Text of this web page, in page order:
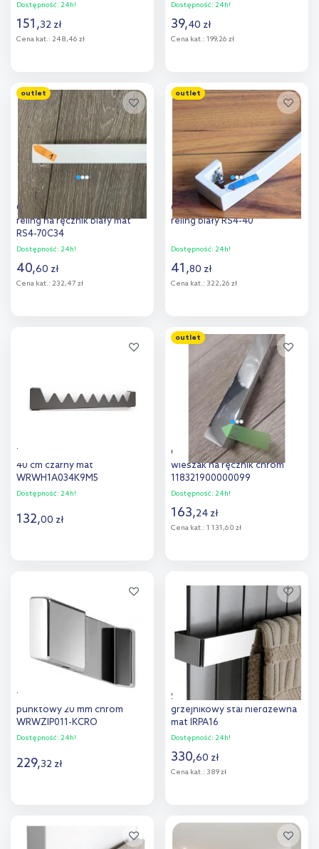
Dostępność: 24h!
151,32 zł
Cena kat.: 248,46 zł
Dodaj do
porównania
Dostępność: 24h!
39,40 zł
Cena kat.: 199,26 zł
Dodaj do
porównania
outlet
Outlet - Instal Projekt RS4
reling na ręcznik biały mat
RS4-70C34
Dostępność: 24h!
40,60 zł
Cena kat.: 232,47 zł
outlet
Outlet - Instal Projekt RS4
reling biały RS4-40
Dostępność: 24h!
41,80 zł
Cena kat.: 322,26 zł
Dodaj do
porównania
Terma Happy Shark wieszak
40 cm czarny mat
WRWH1A034K9M5
Dostępność: 24h!
132,00 zł
porównania
outlet
Outlet - Vasco Niva N2L1
wieszak na ręcznik chrom
118321900000099
Dostępność: 24h!
163,24 zł
Cena kat.: 1 131,60 zł
Dodaj do
porównania
Terma Zip V wieszak
punktowy 20 mm chrom
WRWZIP011-KCRO
Dostępność: 24h!
229,32 zł
Sapho Collona wieszak
grzejnikowy stal nierdzewna
mat IRPA16
Dostępność: 24h!
330,60 zł
Cena kat.: 389 zł